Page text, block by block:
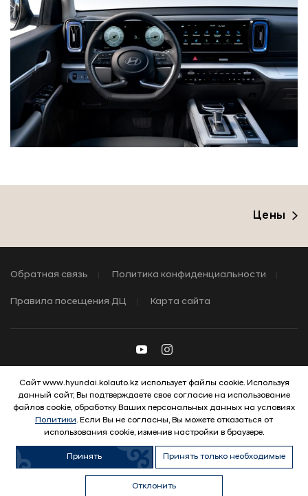
Цены
Обратная связь Политика конфиденциальности
Правила посещения ДЦ Карта сайта
© 2026 Hyundai Motor Company
Сайт www.hyundai.kolauto.kz использует файлы cookie. Используя
данный сайт, Вы подтверждаете свое согласие на использование
файлов cookie, обработку Ваших персональных данных на условиях
Политики. Если Вы не согласны, Вы можете отказаться от
использования cookie, изменив настройки в браузере.
Принять Принять только необходимые
Отклонить
ВЫГОДНЫЕ УСЛОВИЯ